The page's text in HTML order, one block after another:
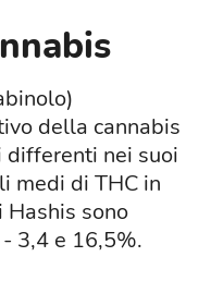
della cannabis
differenti nei suoi
medi di THC in
Hashis sono
3,4 e 16,5%.